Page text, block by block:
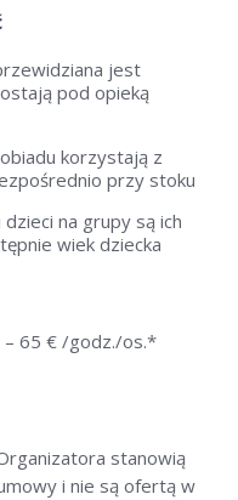
jest
pod opieką
korzystają z
przy stoku
na grupy są ich
wiek dziecka
65 € /godz./os.*
stanowią
i nie są ofertą w